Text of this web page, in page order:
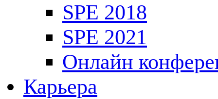
SPE 2018
SPE 2021
Онлайн
Карьера